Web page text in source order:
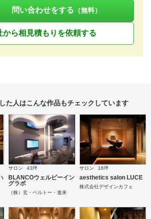
問い合わせをする （無料）
から相見積もりを依頼する
た人はこんな作品もチェックしています
サロン 43坪
BLANCOウェルビーイン
グラボ
（株）玄・ベルトー・進来
サロン 16坪
aesthetics salon LUCE
株式会社デザインカフェ